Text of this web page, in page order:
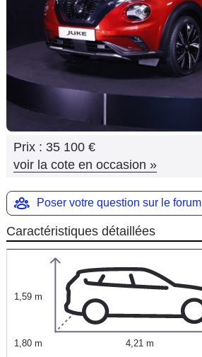
Flottes
Auto
Services
Forum
Moto
Marques
Prix : 35 100 €
voir la cote en occasion »
Poser votre question sur le forum
Caractéristiques détaillées
1,59 m
1,80 m 4,21 m